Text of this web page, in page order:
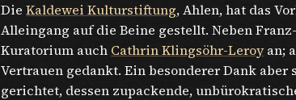
DieKaldewei Kulturstiftung, Ahlen, hat das
Alleingang auf die Beine gestellt. Neben
Kuratorium auch Cathrin Klingsöhr-Leroyan;
Vertrauen gedankt. Ein besonderer Dank
gerichtet, dessen zupackende,